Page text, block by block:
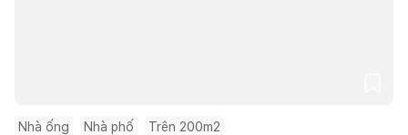
Nhà ống Nhà phố Trên 200m2